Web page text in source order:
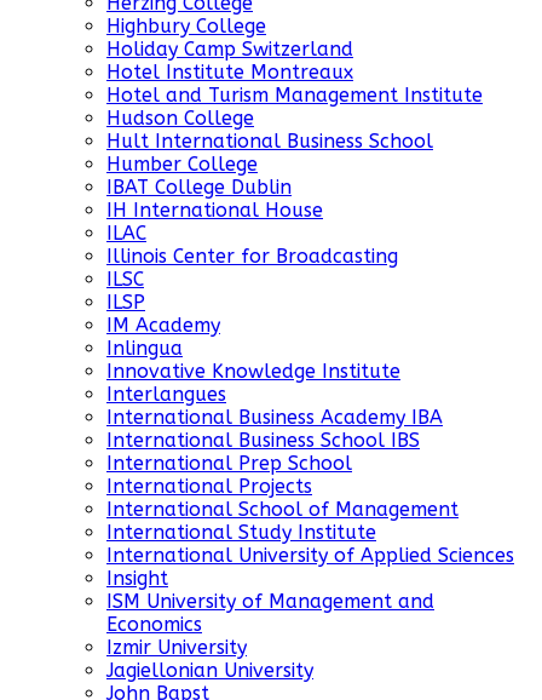
Highbury College
Holiday Camp Switzerland
Hotel Institute Montreaux
Hotel and Turism Management Institute
Hudson College
Hult International Business School
Humber College
IBAT College Dublin
IH International House
ILAC
Illinois Center for Broadcasting
ILSC
ILSP
IM Academy
Inlingua
Innovative Knowledge Institute
Interlangues
International Business Academy IBA
International Business School IBS
International Prep School
International Projects
International School of Management
International Study Institute
International University of Applied Sciences
Insight
ISM University of Management and
Economics
Izmir University
Jagiellonian University
John Bapst